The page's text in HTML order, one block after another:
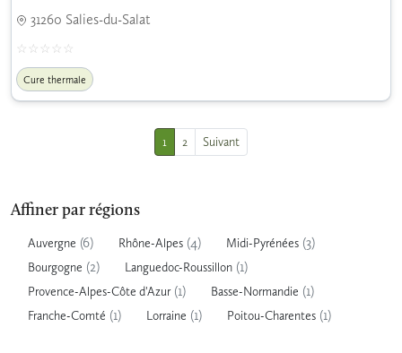
Affiner par régions
Auvergne (6) Rhône-Alpes (4) Midi-Pyrénées (3)
Bourgogne (2) Languedoc-Roussillon (1)
Provence-Alpes-Côte d'Azur(1) Basse-Normandie (1)
Franche-Comté (1) Lorraine (1) Poitou-Charentes (1)
31260 Salies-du-Salat
Cure thermale
1 2 Suivant